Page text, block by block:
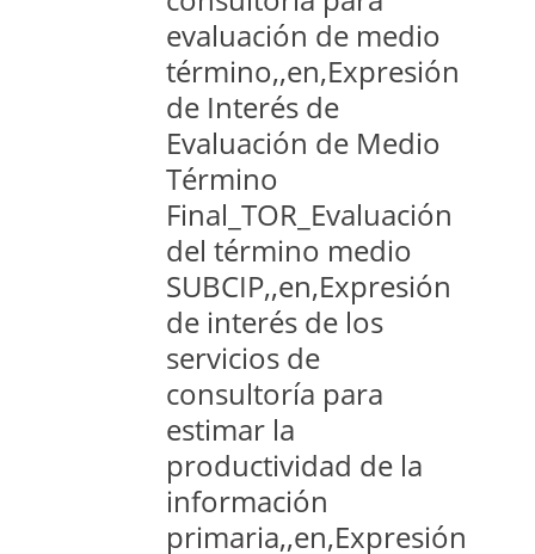
evaluación de medio
término,,en,Expresión
de Interés de
Evaluación de Medio
Término
Final_TOR_Evaluación
del término medio
SUBCIP,,en,Expresión
de interés de los
servicios de
consultoría para
estimar la
productividad de la
información
primaria,,en,Expresión